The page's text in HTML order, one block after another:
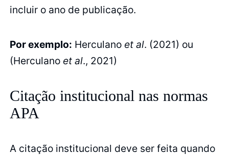
incluir o ano de publicação.
Por exemplo: Herculano et al. (2021) ou
(Herculano et al., 2021)
Citação institucional nas normas
APA
A citação institucional deve ser feita quando